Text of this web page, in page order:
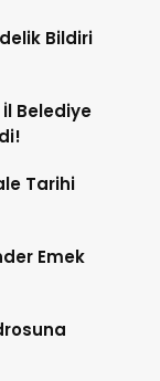
Bildiri
İl Belediye
Tarihi
Emek